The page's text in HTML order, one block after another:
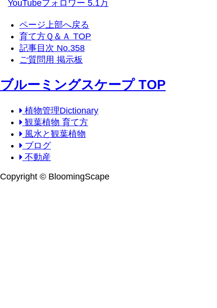
YouTubeフォロワー 5.1万
ページ上部へ戻る
育て方Ｑ＆Ａ TOP
記事目次 No.358
ご質問用 掲示板
ブルーミングスケープ TOP
植物管理Dictionary
観葉植物 育て方
風水と観葉植物
ブログ
不動産
Copyright © BloomingScape